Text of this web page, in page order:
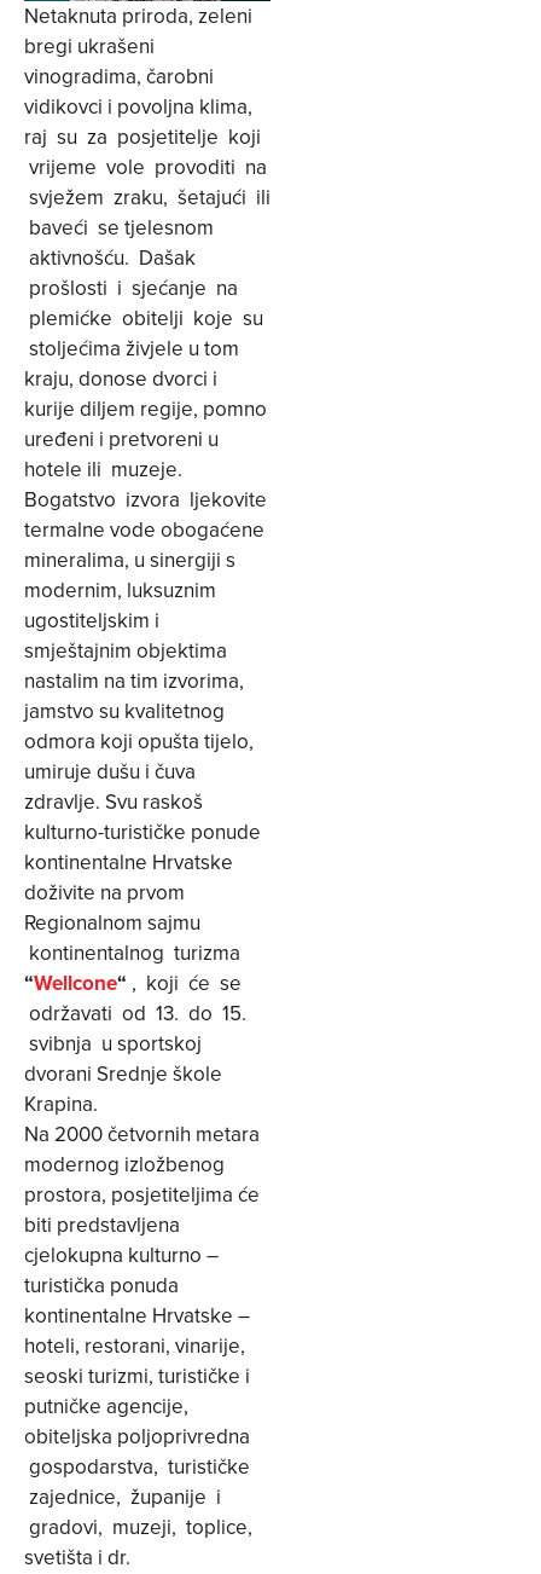
Netaknuta priroda, zeleni
bregi ukrašeni
vinogradima, čarobni
vidikovci i povoljna klima,
raj su za posjetitelje koji
vrijeme vole provoditi na
svježem zraku, šetajući ili
baveći se tjelesnom
aktivnošću. Dašak
prošlosti i sjećanje na
plemićke obitelji koje su
stoljećima živjele u tom
kraju, donose dvorci i
kurije diljem regije, pomno
uređeni i pretvoreni u
hotele ili muzeje.
Bogatstvo izvora ljekovite
termalne vode obogaćene
mineralima, u sinergiji s
modernim, luksuznim
ugostiteljskim i
smještajnim objektima
nastalim na tim izvorima,
jamstvo su kvalitetnog
odmora koji opušta tijelo,
umiruje dušu i čuva
zdravlje. Svu raskoš
kulturno-turističke ponude
kontinentalne Hrvatske
doživite na prvom
Regionalnom sajmu
kontinentalnog turizma
“Wellcone“ , koji će se
održavati od 13. do 15.
svibnja u sportskoj
dvorani Srednje škole
Krapina.
Na 2000 četvornih metara
modernog izložbenog
prostora, posjetiteljima će
biti predstavljena
cjelokupna kulturno –
turistička ponuda
kontinentalne Hrvatske –
hoteli, restorani, vinarije,
seoski turizmi, turističke i
putničke agencije,
obiteljska poljoprivredna
gospodarstva, turističke
zajednice, županije i
gradovi, muzeji, toplice,
svetišta i dr.